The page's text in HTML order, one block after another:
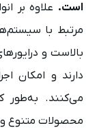
است. علاوه بر
مرتبط با
دارند و امکان
می‌کنند. به‌طور
محصولات متنوع و